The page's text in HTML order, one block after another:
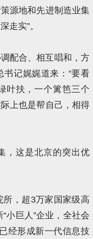
源地和先进制造业集
走实”。
配合、相互唱和，方
记娓娓道来：“要看
叶扶，一个篱笆三个
上也是帮自己，相得
，这是北京的突出优
，超3万家国家级高
小巨人”企业，全社会
经形成新一代信息技